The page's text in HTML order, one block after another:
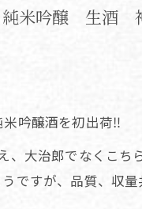
米吟醸 生酒
吟醸酒を初出荷‼️
大治郎でなくこち
ですが、品質、収量